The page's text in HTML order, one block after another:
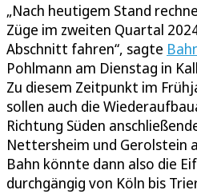
„Nach heutigem Stand
Züge im zweiten Quartal
Abschnitt fahren“, sagte
Pohlmann am Dienstag in
Zu diesem Zeitpunkt im
sollen auch die
Richtung Süden
Nettersheim und Gerolstein
Bahn könnte dann also die
durchgängig von Köln bis